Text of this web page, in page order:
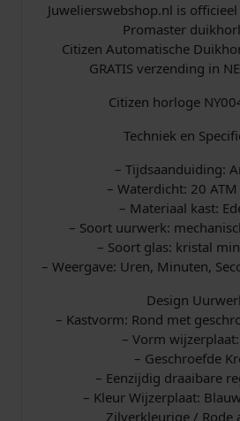
w
a
s
:
€
2
4
9
,
0
Juwelierswebshop.nl is
Promaster
Citizen Automatische
GRATIS verzending in
Citizen horloge
Techniek en
– Tijdsaanduiding:
– Waterdicht: 20
– Materiaal kast:
– Soort uurwerk:
– Soort glas: kristal
– Weergave: Uren, Minuten,
Design
– Kastvorm: Rond met
– Vorm
– Geschroefde
– Eenzijdig draaibare
– Kleur Wijzerplaat:
Zilverkleurige / Rode